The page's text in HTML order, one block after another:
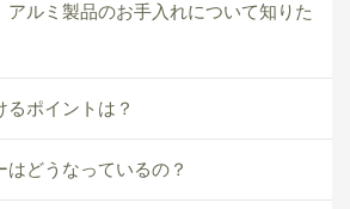
アルミ製品のお手入れについて知りた
ポイントは？
どうなっているの？